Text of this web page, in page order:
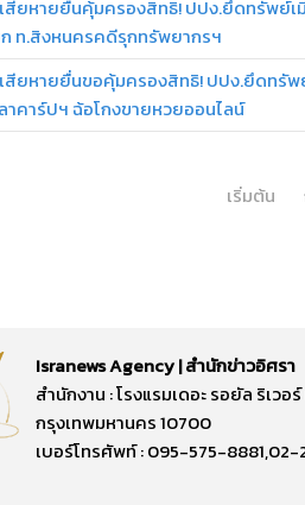
สียหายยื่นคุ้มครองสิทธิ! ปปง.ยึดทรัพย์
ท.สิงหนครคดีรุกทรัพยากรฯ
สียหายยื่นขอคุ้มครองสิทธิ! ปปง.ยึดทรั
าคาร์ปฯ ฉ้อโกงขายหวยออนไลน์
เริ่มต้น
Isranews Agency | สำนักข่าวอิศรา
สำนักงาน : โรงแรมเดอะ รอยัล ริเ
กรุงเทพมหานคร 10700
เบอร์โทรศัพท์ : 095-575-8881,02-